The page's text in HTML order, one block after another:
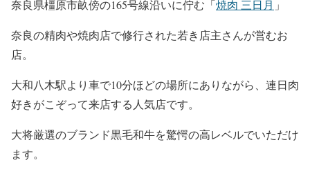
奈良県橿原市畝傍の165号線沿いに佇む「焼肉 三日月 」
奈良の精肉や焼肉店で修行された若き店主さんが営むお
店。
大和八木駅より車で10分ほどの場所にありながら、連日肉
好きがこぞって来店する人気店です。
大将厳選のブランド黒毛和牛を驚愕の高レベルでいただけ
ます。